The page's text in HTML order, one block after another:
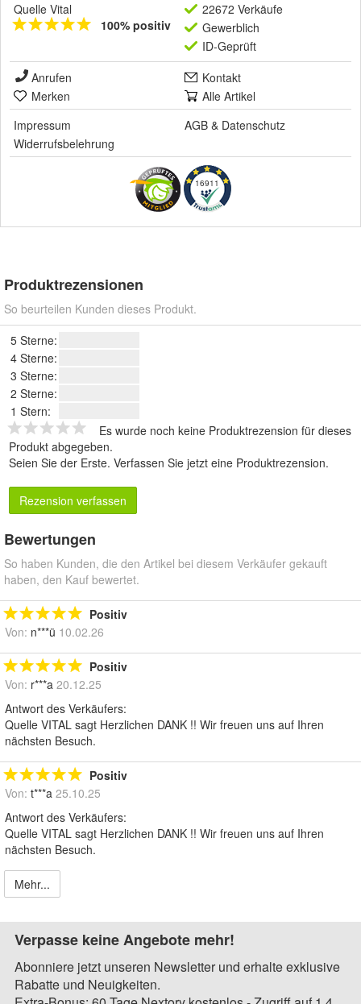
Quelle Vital
100% positiv
22672 Verkäufe
Gewerblich
ID-Geprüft
Anrufen
Kontakt
Merken
Alle Artikel
Impressum
AGB & Datenschutz
Widerrufsbelehrung
16911
Produktrezensionen
So beurteilen Kunden dieses Produkt.
5 Sterne:
4 Sterne:
3 Sterne:
2 Sterne:
1 Stern:
Es wurde noch keine Produktrezension für dieses
Produkt abgegeben.
Seien Sie der Erste. Verfassen Sie jetzt eine Produktrezension.
Rezension verfassen
Bewertungen
So haben Kunden, die den Artikel bei diesem Verkäufer gekauft
haben, den Kauf bewertet.
Positiv
Von: n***ü 10.02.26
Positiv
Von: r***a 20.12.25
Antwort des Verkäufers:
Quelle VITAL sagt Herzlichen DANK !! Wir freuen uns auf Ihren
nächsten Besuch.
Positiv
Von: t***a 25.10.25
Antwort des Verkäufers:
Quelle VITAL sagt Herzlichen DANK !! Wir freuen uns auf Ihren
nächsten Besuch.
Mehr...
Verpasse keine Angebote mehr!
Abonniere jetzt unseren Newsletter und erhalte exklusive
Rabatte und Neuigkeiten.